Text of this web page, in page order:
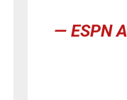
— ESPN